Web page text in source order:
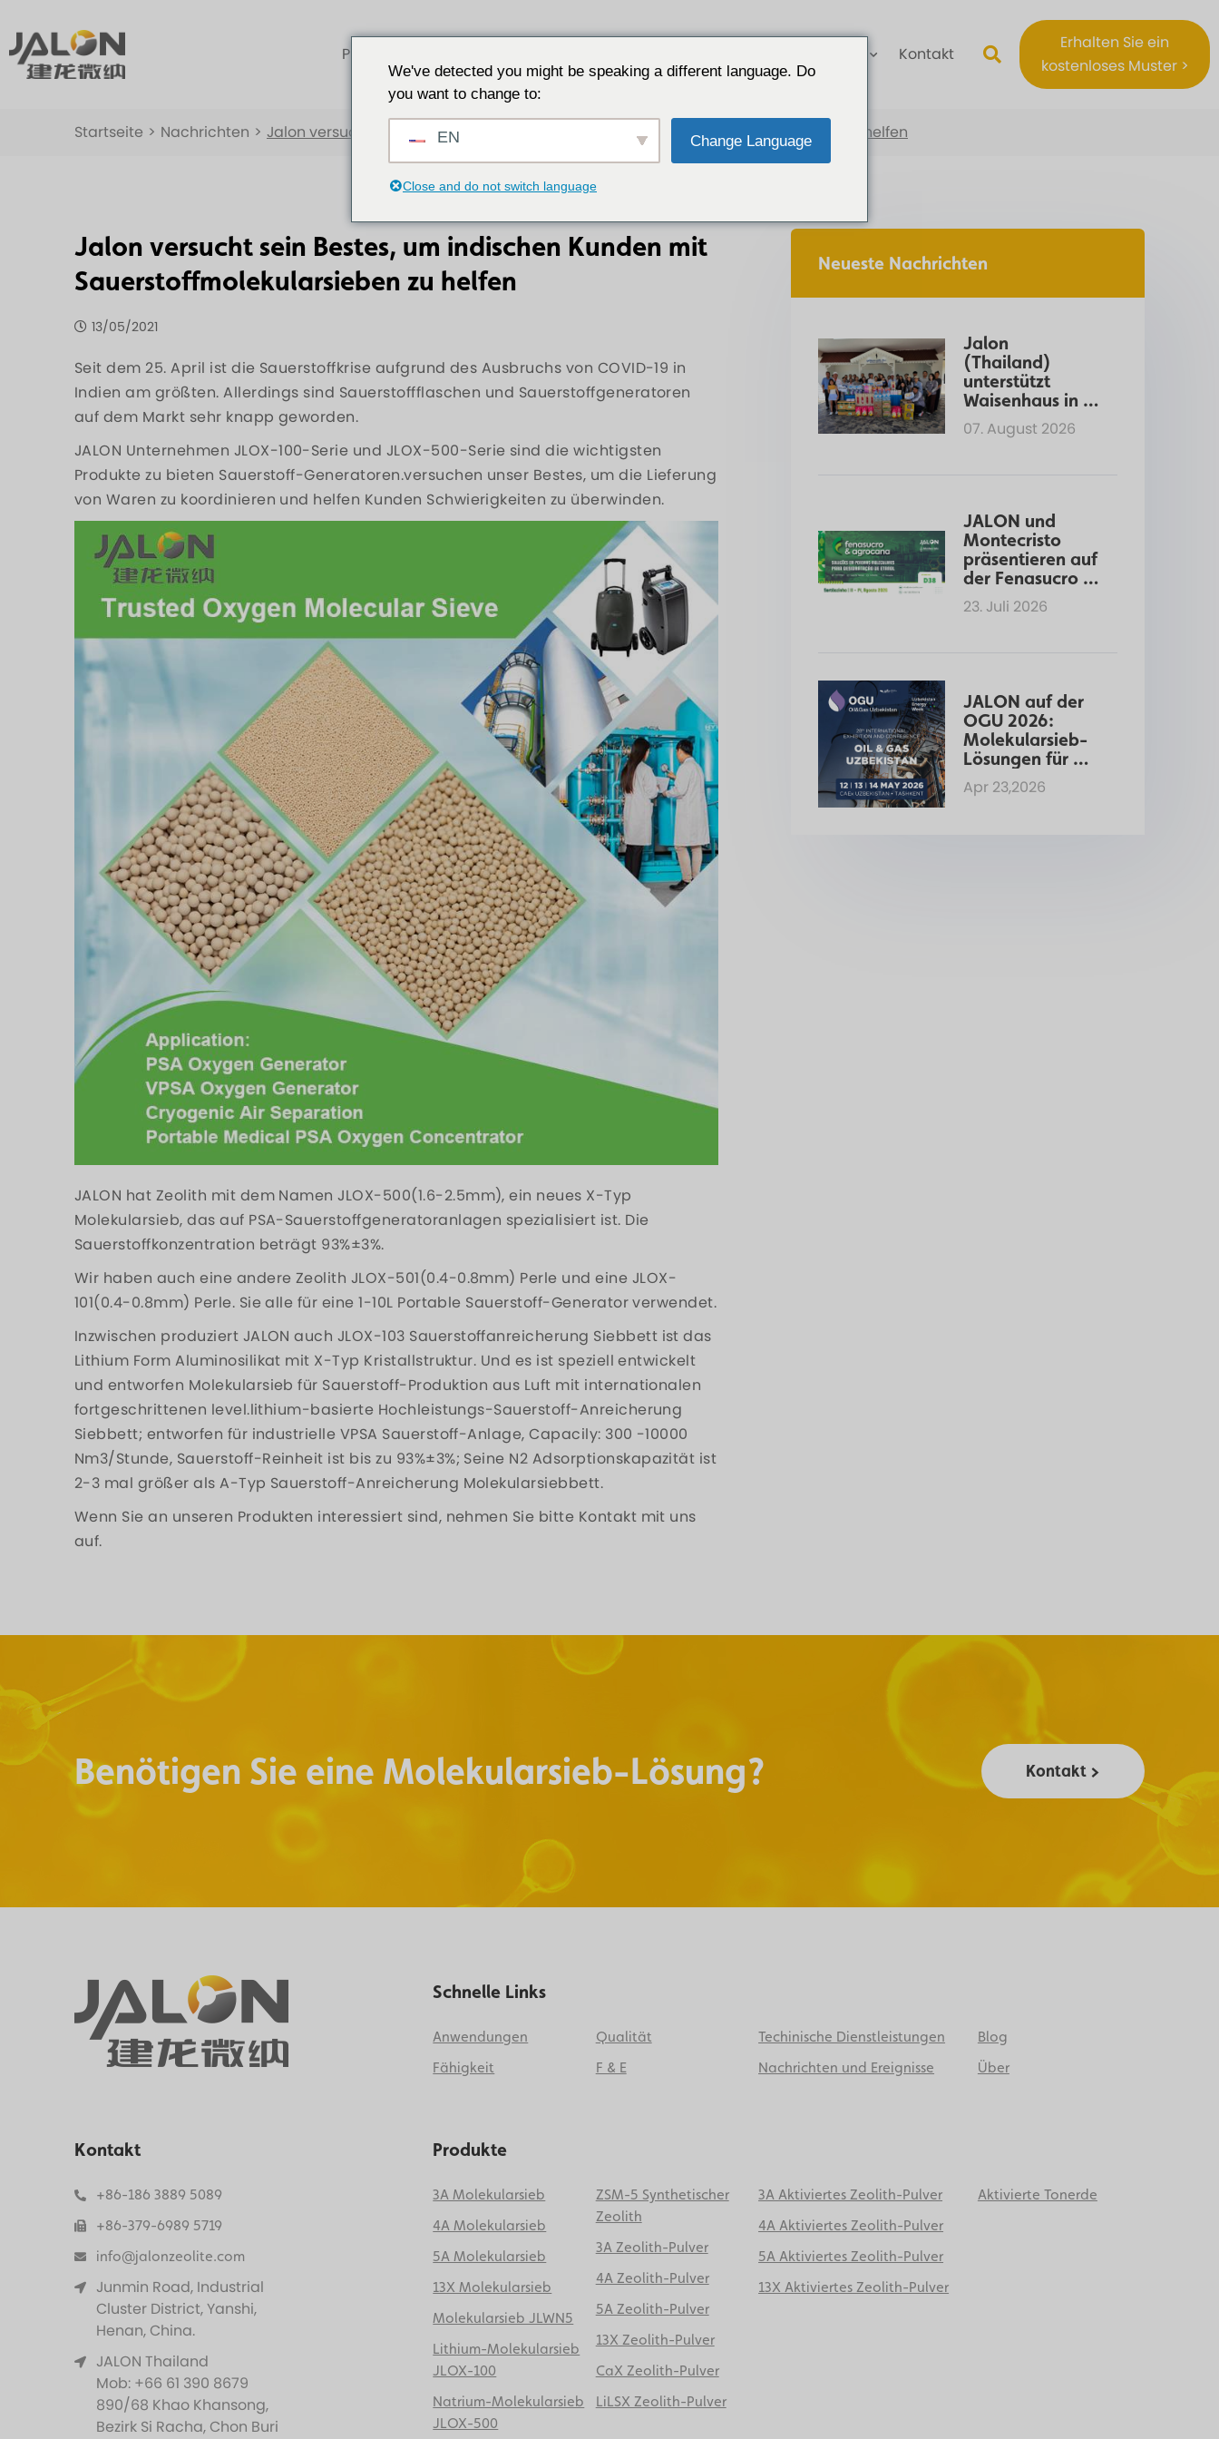
Produkte Kontakt
Erhalten Sie ein
kostenloses Muster >
Startseite > Nachrichten > Jalon versucht sein Bestes, um indischen Kunden mit Sauerstoffmolekularsieben zu helfen
Jalon versucht sein Bestes, um indischen Kunden mit
Sauerstoffmolekularsieben zu helfen
13/05/2021
Seit dem 25. April ist die Sauerstoffkrise aufgrund des Ausbruchs von COVID-19 in
Indien am größten. Allerdings sind Sauerstoffflaschen und Sauerstoffgeneratoren
auf dem Markt sehr knapp geworden.
JALON Unternehmen JLOX-100-Serie und JLOX-500-Serie sind die wichtigsten
Produkte zu bieten Sauerstoff-Generatoren.versuchen unser Bestes, um die Lieferung
von Waren zu koordinieren und helfen Kunden Schwierigkeiten zu überwinden.
JALON hat Zeolith mit dem Namen JLOX-500(1.6-2.5mm), ein neues X-Typ
Molekularsieb, das auf PSA-Sauerstoffgeneratoranlagen spezialisiert ist. Die
Sauerstoffkonzentration beträgt 93%±3%.
Wir haben auch eine andere Zeolith JLOX-501(0.4-0.8mm) Perle und eine JLOX-
101(0.4-0.8mm) Perle. Sie alle für eine 1-10L Portable Sauerstoff-Generator verwendet.
Inzwischen produziert JALON auch JLOX-103 Sauerstoffanreicherung Siebbett ist das
Lithium Form Aluminosilikat mit X-Typ Kristallstruktur. Und es ist speziell entwickelt
und entworfen Molekularsieb für Sauerstoff-Produktion aus Luft mit internationalen
fortgeschrittenen level.lithium-basierte Hochleistungs-Sauerstoff-Anreicherung
Siebbett; entworfen für industrielle VPSA Sauerstoff-Anlage, Capacily: 300 -10000
Nm3/Stunde, Sauerstoff-Reinheit ist bis zu 93%±3%; Seine N2 Adsorptionskapazität ist
2-3 mal größer als A-Typ Sauerstoff-Anreicherung Molekularsiebbett.
Wenn Sie an unseren Produkten interessiert sind, nehmen Sie bitte Kontakt mit uns
auf.
Neueste Nachrichten
Jalon
(Thailand)
unterstützt
Waisenhaus in
Pattaya im
Rahmen einer
07. August 2026
JALON und
Montecristo
präsentieren auf
der Fenasucro
2026
Molekularsiebe
23. Juli 2026
JALON auf der
OGU 2026:
Molekularsieb-
Lösungen für Öl
und Gas
Apr 23,2026
Benötigen Sie eine Molekularsieb-Lösung? Kontakt >
Schnelle Links
Anwendungen Qualität Techinische Dienstleistungen
Blog
Fähigkeit
F & E Nachrichten und Ereignisse Über
Kontakt
+86-186 3889 5089
+86-379-6989 5719
info@jalonzeolite.com
Junmin Road, Industrial
Cluster District, Yanshi,
Henan, China.
JALON Thailand
Mob: +66 61 390 8679
890/68 Khao Khansong,
Bezirk Si Racha, Chon Buri
Produkte
3A Molekularsieb
4A Molekularsieb
5A Molekularsieb
13X Molekularsieb
Molekularsieb JLWN5
Lithium-Molekularsieb
JLOX-100
Natrium-Molekularsieb
JLOX-500
ZSM-5 Synthetischer
Zeolith
3A Zeolith-Pulver
4A Zeolith-Pulver
5A Zeolith-Pulver
13X Zeolith-Pulver
CaX Zeolith-Pulver
LiLSX Zeolith-Pulver
3A Aktiviertes Zeolith-Pulver
4A Aktiviertes Zeolith-Pulver
5A Aktiviertes Zeolith-Pulver
13X Aktiviertes Zeolith-Pulver
Aktivierte Tonerde
We've detected you might be speaking a different language. Do
you want to change to:
EN Change Language
Close and do not switch language